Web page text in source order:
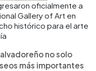
oficialmente a
Gallery of Art en
histórico para el arte
no solo
más importantes